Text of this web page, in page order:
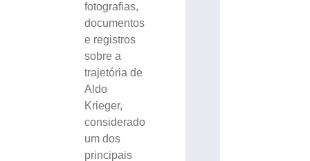
fotografias,
documentos
e registros
sobre a
trajetória de
Aldo
Krieger,
considerado
um dos
principais